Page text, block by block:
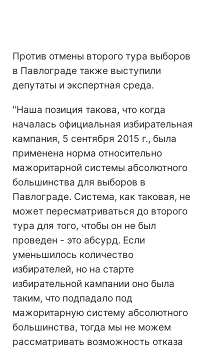
Против отмены второго тура выборов
в Павлограде также выступили
депутаты и экспертная среда.
"Наша позиция такова, что когда
началась официальная избирательная
кампания, 5 сентября 2015 г., была
применена норма относительно
мажоритарной системы абсолютного
большинства для выборов в
Павлограде. Система, как таковая, не
может пересматриваться до второго
тура для того, чтобы он не был
проведен - это абсурд. Если
уменьшилось количество
избирателей, но на старте
избирательной кампании оно была
таким, что подпадало под
мажоритарную систему абсолютного
большинства, тогда мы не можем
рассматривать возможность отказа